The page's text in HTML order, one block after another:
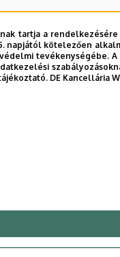
tartja a
napjától kötelezően
DE Kancellária